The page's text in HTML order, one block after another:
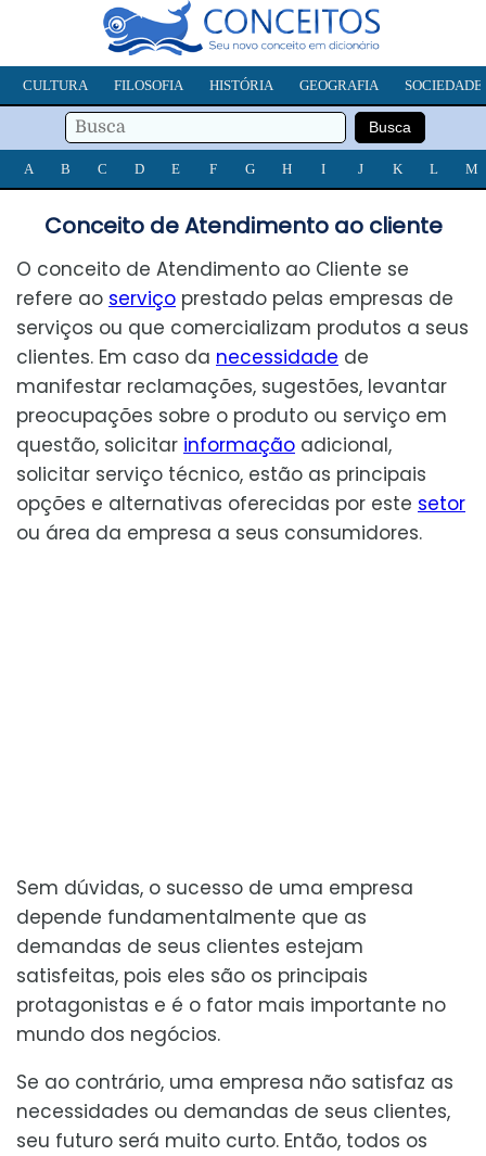
CULTURA FILOSOFIA HISTÓRIA GEOGRAFIA SOCIEDADE
A B C D E F G H I J K L M
Conceito de Atendimento ao cliente
O conceito de Atendimento ao Cliente se
refere ao serviço prestado pelas empresas de
serviços ou que comercializam produtos a seus
clientes. Em caso da necessidade de
manifestar reclamações, sugestões, levantar
preocupações sobre o produto ou serviço em
questão, solicitar informação adicional,
solicitar serviço técnico, estão as principais
opções e alternativas oferecidas por este setor
ou área da empresa a seus consumidores.
Sem dúvidas, o sucesso de uma empresa
depende fundamentalmente que as
demandas de seus clientes estejam
satisfeitas, pois eles são os principais
protagonistas e é o fator mais importante no
mundo dos negócios.
Se ao contrário, uma empresa não satisfaz as
necessidades ou demandas de seus clientes,
seu futuro será muito curto. Então, todos os